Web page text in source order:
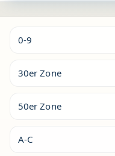
0-9
30er Zone
50er Zone
A-C